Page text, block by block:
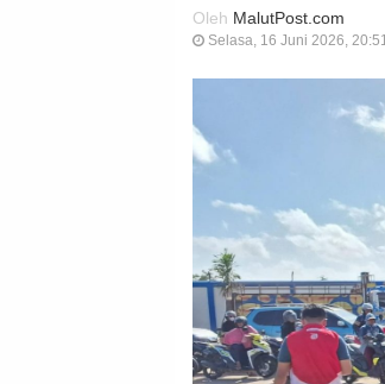
Oleh MalutPost.com
Selasa, 16 Juni 2026, 20:51